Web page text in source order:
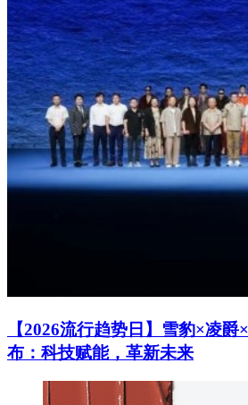
【2026流行趋势日】雪豹×凌
布：科技赋能，革新未来